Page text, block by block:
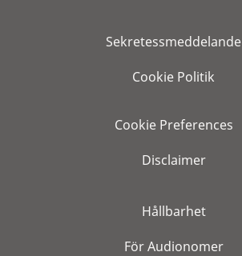
Sekretessmeddelande
Cookie Politik
Cookie Preferences
Disclaimer
Hållbarhet
För Audionomer